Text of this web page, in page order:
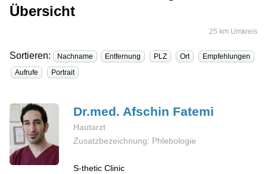
Übersicht
25 km Umkreis
Sortieren: Nachname Entfernung PLZ Ort
Empfehlungen
Aufrufe
Portrait
Dr.med. Afschin Fatemi
Hautarzt
Zusatzbezeichnung: Phlebologie
S-thetic Clinic